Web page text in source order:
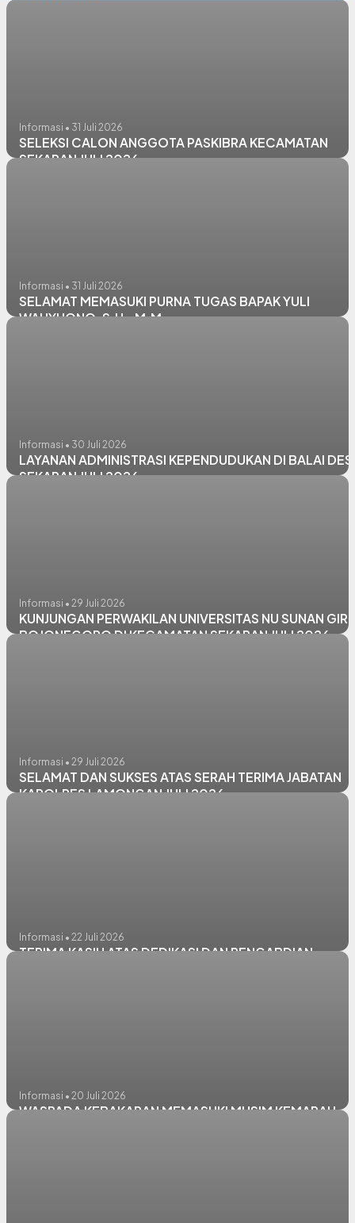
Informasi • 31 Juli 2026
SELEKSI CALON ANGGOTA PASKIBRA KECAMATAN
SEKARAN JULI 2026
Informasi • 31 Juli 2026
SELAMAT MEMASUKI PURNA TUGAS BAPAK YULI
WAHYUONO, S.H., M.M.
Informasi • 30 Juli 2026
LAYANAN ADMINISTRASI KEPENDUDUKAN DI BALAI
SEKARAN JULI 2026
Informasi • 29 Juli 2026
KUNJUNGAN PERWAKILAN UNIVERSITAS NU SUNAN GIRI
BOJONEGORO DI KECAMATAN SEKARAN JULI 2026
Informasi • 29 Juli 2026
SELAMAT DAN SUKSES ATAS SERAH TERIMA JABATAN
KAPOLRES LAMONGAN JULI 2026
Informasi • 22 Juli 2026
TERIMA KASIH ATAS DEDIKASI DAN PENGABDIAN
Informasi • 20 Juli 2026
WASPADA KEBAKARAN MEMASUKI MUSIM KEMARAU